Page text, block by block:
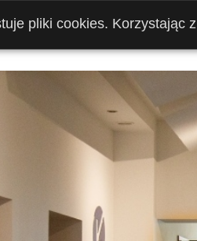
pliki cookies. Korzystając
START